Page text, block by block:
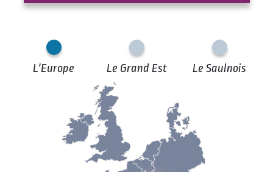
L'Europe Le Grand Est Le Saulnois